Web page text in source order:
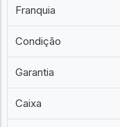
Franquia
Condição
Garantia
Caixa